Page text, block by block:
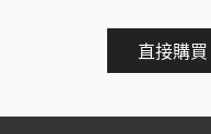
直接購買